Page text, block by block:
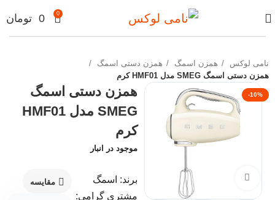
0
0 تومان
نامی لوکس همزن اسمگ
همزن دستی اسمگ
همزن دستی اسمگ SMEG مدل HMF01 کرم
-10%
برای بزرگنمایی کلیک کنید
همزن دستی اسمگ
SMEG مدل HMF01
کرم
موجود در انبار
برند: اسمگ
مشتری گرامی:
مقایسه